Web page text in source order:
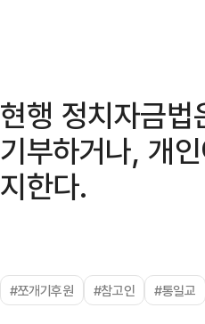
현행 정치자금
기부하거나, 개
지한다.
#쪼개기후원 #참고인 #통일교